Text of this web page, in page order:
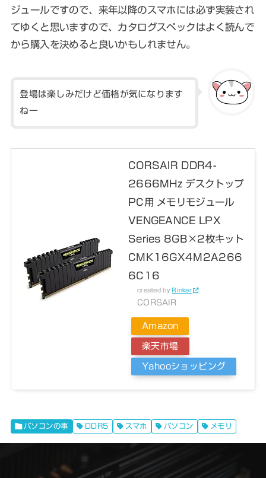
ジュールですので、来年以降のスマホには必ず実装され
てゆくと思いますので、カタログスペックはよく読んで
から購入を決めると良いかもしれません。
登場は楽しみだけど価格が気になります
ねー
CORSAIR DDR4-
2666MHz デスクトップ
PC用 メモリモジュール
VENGEANCE LPX
Series 8GB×2枚キット
CMK16GX4M2A266
6C16
created by Rinker
CORSAIR
Amazon
楽天市場
Yahooショッピング
パソコンの事 DDR5 スマホ パソコン メモリ